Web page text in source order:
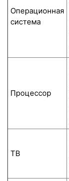
Операционная
система
Процессор
ТВ